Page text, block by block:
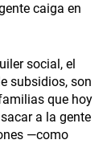
caiga en
social, el
subsidios, son
que hoy
a la gente
—como